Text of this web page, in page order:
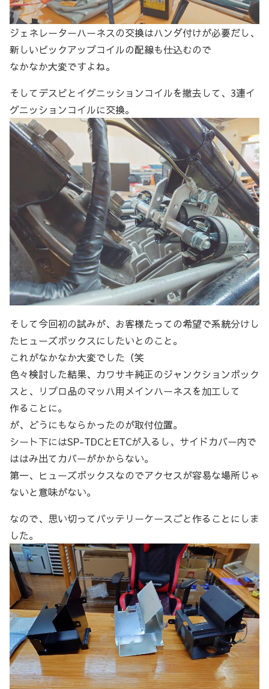
ジェネレーターハーネスの交換はハンダ付けが必要だし、
新しいピックアップコイルの配線も仕込むので
なかなか大変ですよね。
そしてデスビとイグニッションコイルを撤去して、3連イ
グニッションコイルに交換。
そして今回初の試みが、お客様たっての希望で系統分けし
たヒューズボックスにしたいとのこと。
これがなかなか大変でした（笑
色々検討した結果、カワサキ純正のジャンクションボック
スと、リプロ品のマッハ用メインハーネスを加工して
作ることに。
が、どうにもならかったのが取付位置。
シート下にはSP-TDCとETCが入るし、サイドカバー内で
ははみ出てカバーがかからない。
第一、ヒューズボックスなのでアクセスが容易な場所じゃ
ないと意味がない。
なので、思い切ってバッテリーケースごと作ることにしま
した。